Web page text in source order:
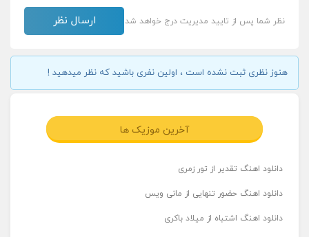
نظر شما پس از تایید مدیریت درج خواهد شد
هنوز نظری ثبت نشده است ، اولین نفری باشید که نظر میدهید !
آخرین موزیک ها
دانلود اهنگ تقدیر از تور زمری
دانلود اهنگ حضور تنهایی از مانی ویس
دانلود اهنگ اشتباه از میلاد باکری